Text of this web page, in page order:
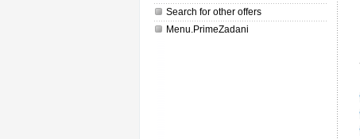
Search for other offers
Menu.PrimeZadani